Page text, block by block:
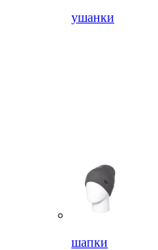
ушанки
шапки